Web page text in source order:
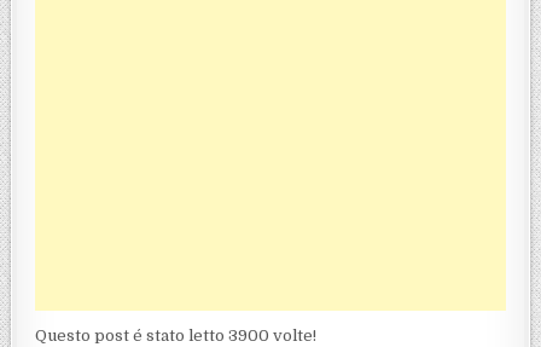
Questo post é stato letto 3900 volte!